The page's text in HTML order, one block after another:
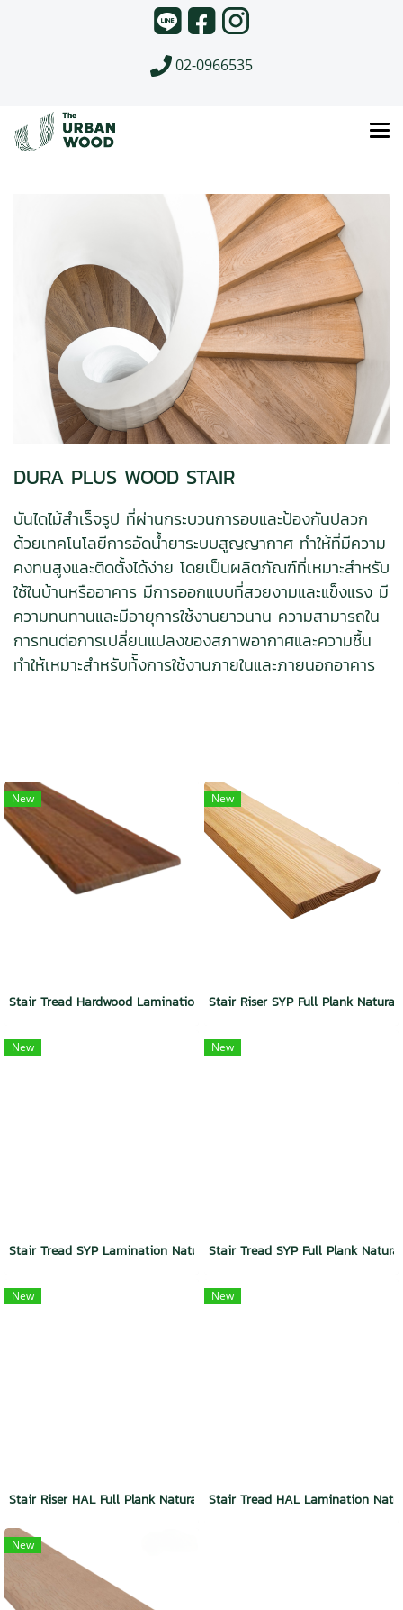
02-0966535
DURA PLUS WOOD STAIR
บันไดไม้สำเร็จรูป ที่ผ่านกระบวนการอบและป้องกันปลวก
ด้วยเทคโนโลยีการอัดน้ำยาระบบสูญญากาศ ทำให้ที่มีความ
คงทนสูงและติดตั้งได้ง่าย โดยเป็นผลิตภัณฑ์ที่เหมาะสำหรับ
ใช้ในบ้านหรืออาคาร มีการออกแบบที่สวยงามและแข็งแรง มี
ความทนทานและมีอายุการใช้งานยาวนาน ความสามารถใน
การทนต่อการเปลี่ยนแปลงของสภาพอากาศและความชื้น
ทำให้เหมาะสำหรับท้ังการใช้งานภายในและภายนอกอาคาร​
New
Stair Tread Hardwood Lamination Red Wood Dura Plus Wood
New
Stair Riser SYP Full Plank
New
Stair Tread SYP Lamination Natural Dura Plus Wood
New
Stair Tread SYP Full Plank
New
Stair Riser HAL Full Plank Natural Dura Plus Wood
New
Stair Tread HAL Lamination
New